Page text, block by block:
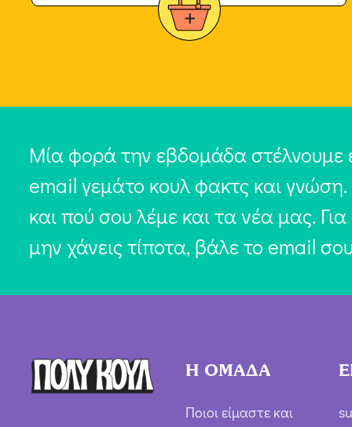
Μία φορά την εβδομάδα στέλνουμε
email γεμάτο κουλ φακτς και
και πού σου λέμε και τα νέα μας.
μην χάνεις τίποτα, βάλε το email
Η ΟΜΑΔΑ
Ποιοι είμαστε και